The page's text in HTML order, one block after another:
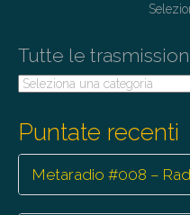
n
Tutte le
Tutte
Puntate recenti
Metaradio #008 –